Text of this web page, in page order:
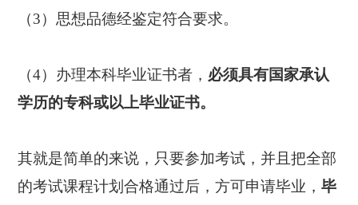
（3）思想品德经鉴定符合要求。
（4）办理本科毕业证书者， 必须具有国家承认
学历的专科或以上毕业证书。
其就是简单的来说，只要参加考试，并且把全部
的考试课程计划合格通过后，方可申请毕业，毕